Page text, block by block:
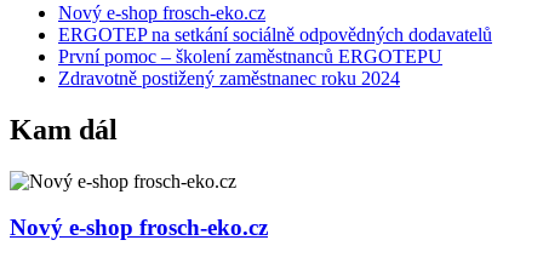
Nový e-shop frosch-eko.cz
ERGOTEP na setkání sociálně odpovědných dodavatelů
První pomoc – školení zaměstnanců ERGOTEPU
Zdravotně postižený zaměstnanec roku 2024
Kam dál
Nový e-shop frosch-eko.cz